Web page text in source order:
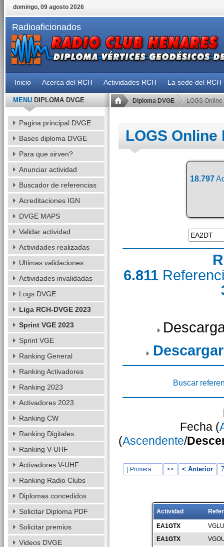
domingo, 09 agosto 2026
Radioaficionados
Inicio Acerca del RCH Actividades RCH La sede del RCH
Diploma DVGE LOGS Online
LOGS Online
18.797
6.811
Buscar
Fecha (
(Ascendente/
| Primera … << < Anterior
Actividad
EA1GTX
EA1GTX
MENUDIPLOMA DVGE
Pagina principal DVGE
Bases diploma DVGE
Para que sirven?
Anunciar actividad
Buscador de referencias
Acreditaciones IGN
DVGE MAPS
Validar actividad
Actividades realizadas
Ultimas validaciones
Actividades invalidadas
Logs DVGE
Liga RCH-DVGE 2023
Sprint VGE 2023
Sprint VGE
Ranking General
Ranking Activadores
Ranking 2023
Activadores 2023
Ranking CW
Ranking Digitales
Ranking V-UHF
Activadores V-UHF
Ranking Radio Clubs
Diplomas concedidos
Solicitar Diploma PDF
Solicitar premios
Videos DVGE